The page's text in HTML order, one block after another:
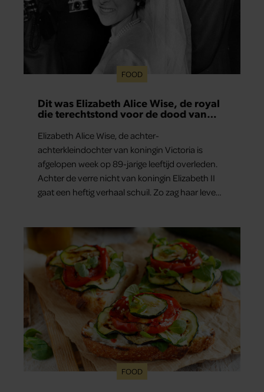
FOOD
Dit was Elizabeth Alice Wise, de royal
die terechtstond voor de dood van
Elizabeth Alice Wise, de achter-
achterkleindochter van koningin Victoria is
afgelopen week op 89-jarige leeftijd overleden.
Achter de verre nicht van koningin Elizabeth II
gaat een heftig verhaal schuil. Zo zag haar leven
FOOD